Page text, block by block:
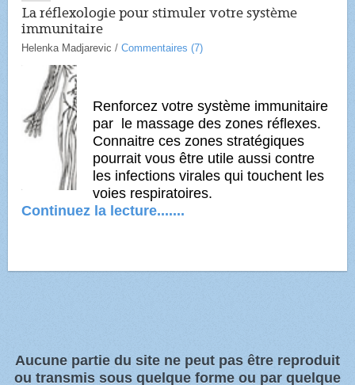
La réflexologie pour stimuler votre système
immunitaire
Helenka Madjarevic /Commentaires (7)
Renforcez votre système immunitaire
par le massage des zones réflexes.
Connaitre ces zones stratégiques
pourrait vous être utile aussi contre
les infections virales qui touchent les
voies respiratoires.
Continuez la lecture.......
Aucune partie du site ne peut pas être reproduit
ou transmis sous quelque forme ou par quelque